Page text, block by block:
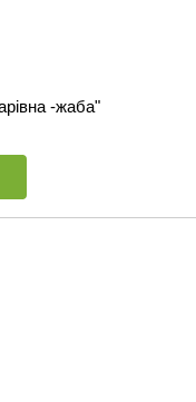
-жаба"